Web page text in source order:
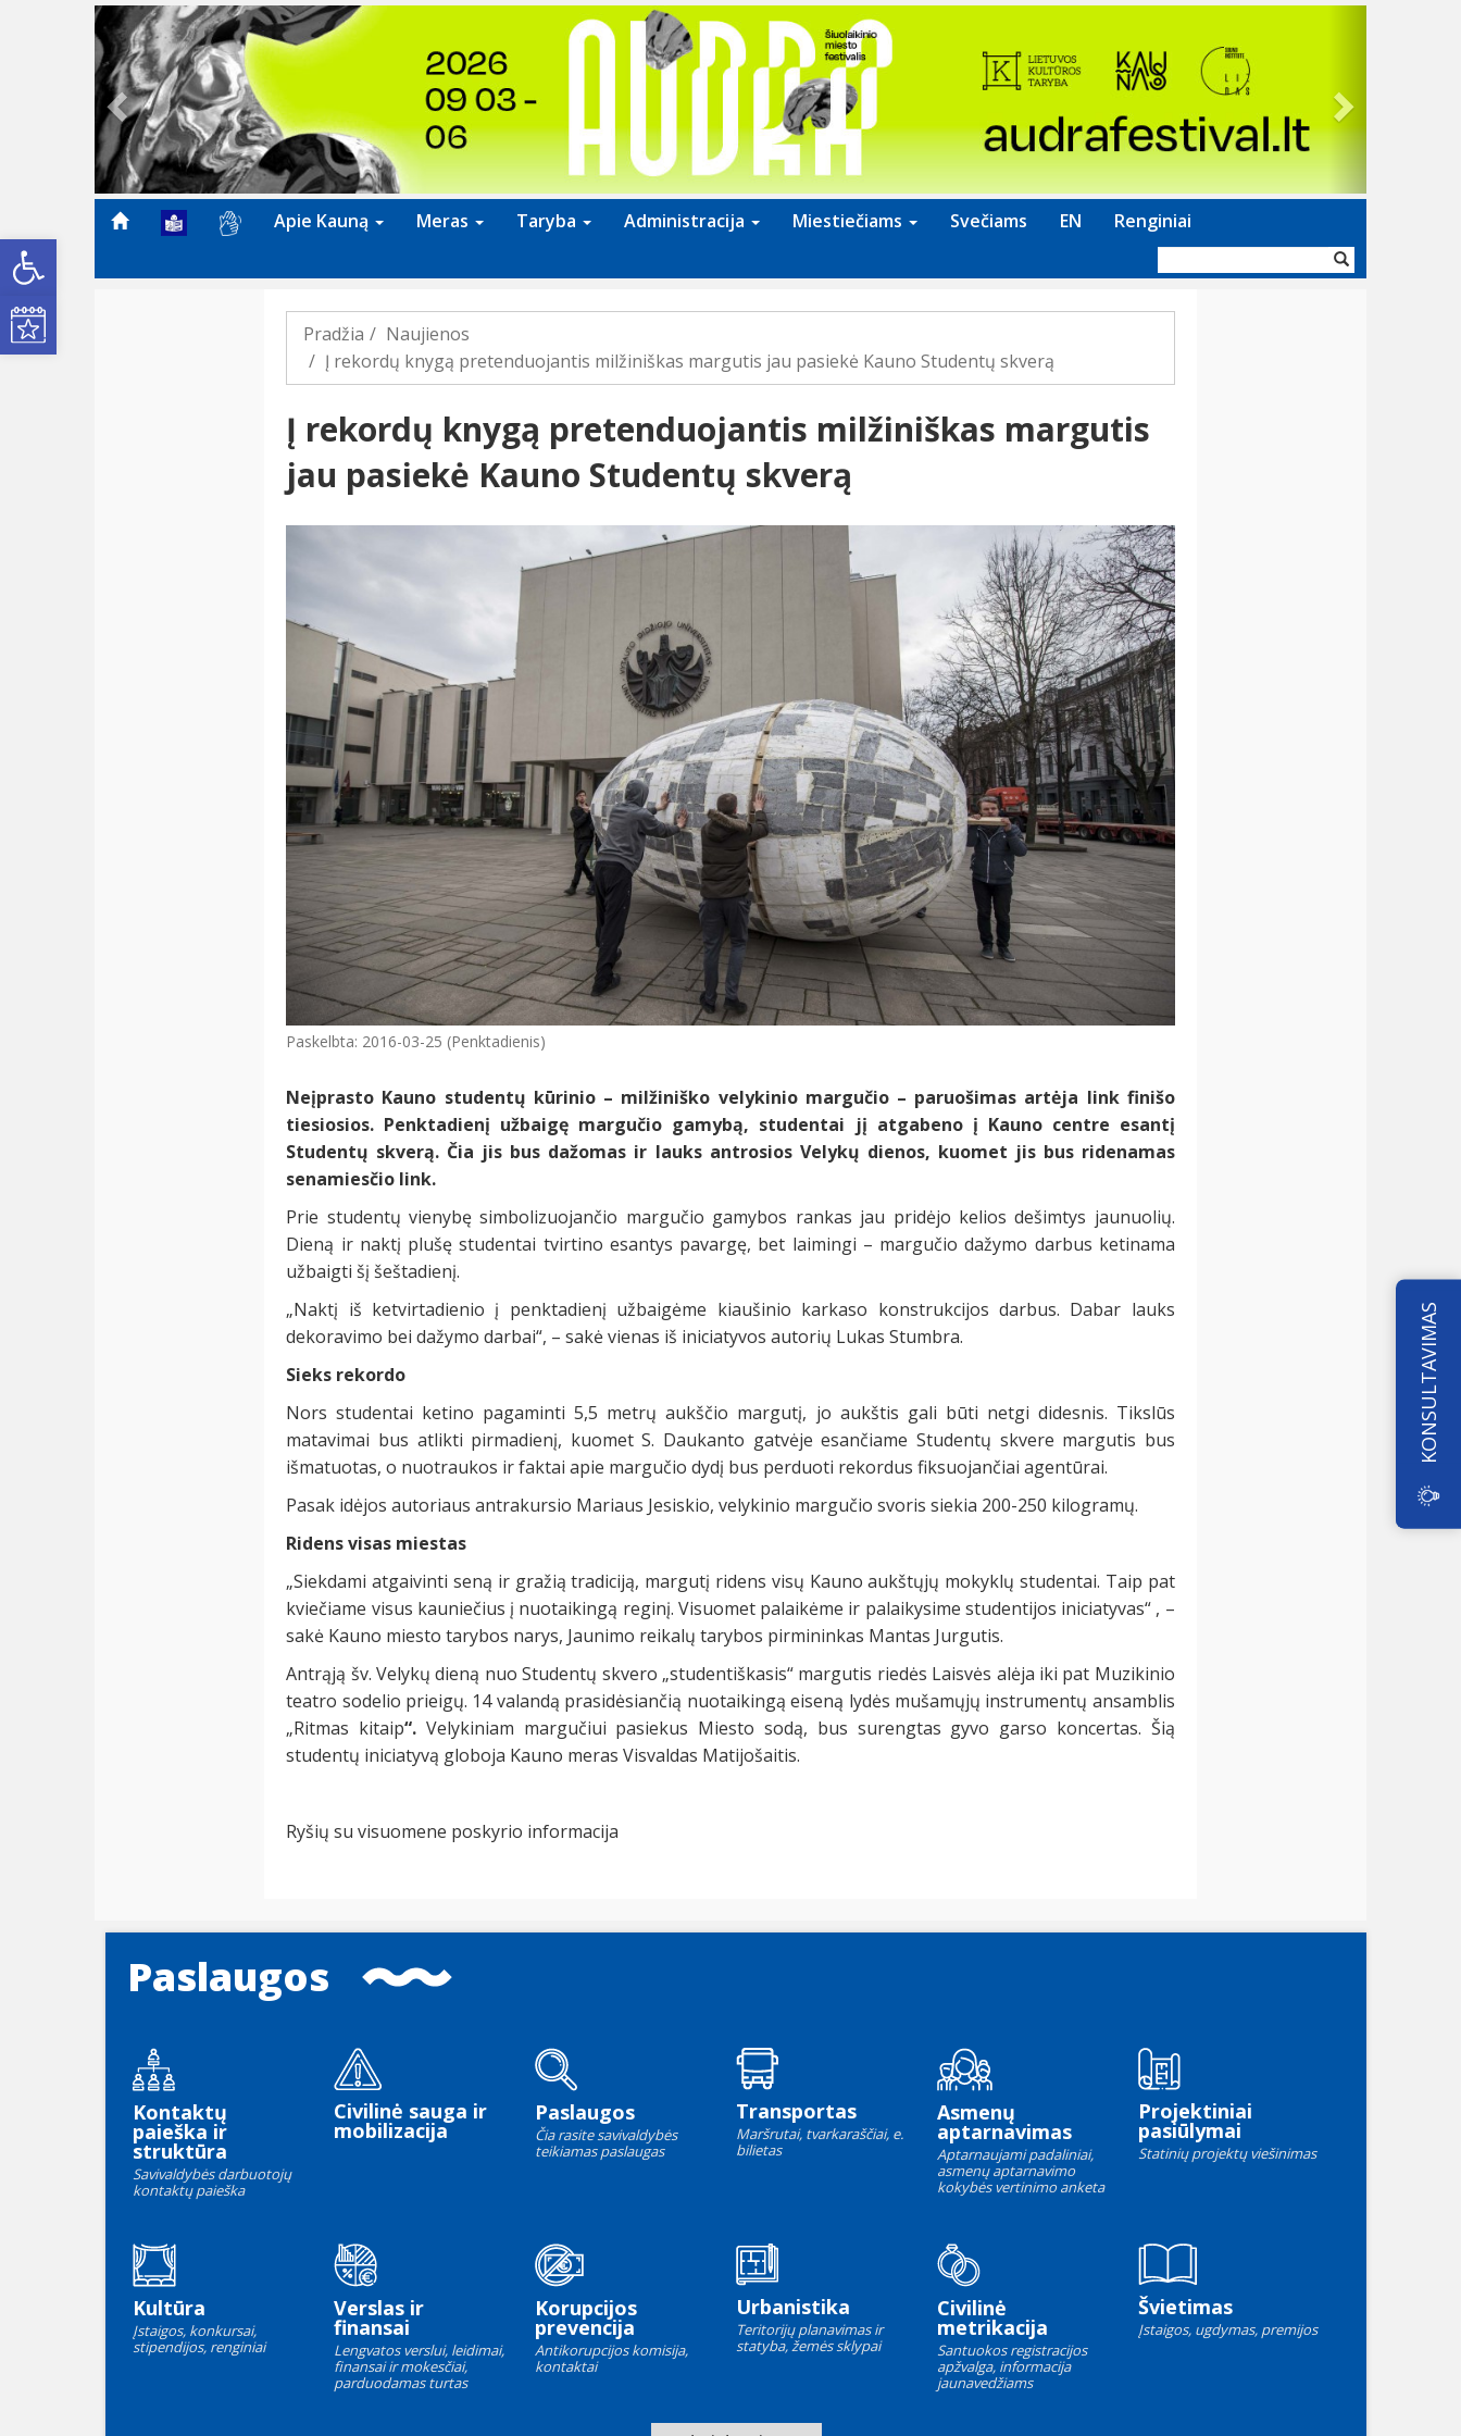
Open toolbar
Kultūros renginiai
Previous
Apie Kauną Meras Taryba Administracija Miestiečiams Svečiams EN Renginiai
forma
Pradžia
Naujienos
Į rekordų knygą pretenduojantis milžiniškas margutis jau pasiekė Kauno Studentų skverą
Į rekordų knygą pretenduojantis milžiniškas margutis
jau pasiekė Kauno Studentų skverą
Paskelbta: 2016-03-25 (Penktadienis)
Neįprasto Kauno studentų kūrinio – milžiniško velykinio margučio – paruošimas artėja link finišo
tiesiosios. Penktadienį užbaigę margučio gamybą, studentai jį atgabeno į Kauno centre esantį
Studentų skverą. Čia jis bus dažomas ir lauks antrosios Velykų dienos, kuomet jis bus ridenamas
senamiesčio link.
Prie studentų vienybę simbolizuojančio margučio gamybos rankas jau pridėjo kelios dešimtys jaunuolių.
Dieną ir naktį plušę studentai tvirtino esantys pavargę, bet laimingi – margučio dažymo darbus ketinama
užbaigti šį šeštadienį.
„Naktį iš ketvirtadienio į penktadienį užbaigėme kiaušinio karkaso konstrukcijos darbus. Dabar lauks
dekoravimo bei dažymo darbai“, – sakė vienas iš iniciatyvos autorių Lukas Stumbra.
Sieks rekordo
Nors studentai ketino pagaminti 5,5 metrų aukščio margutį, jo aukštis gali būti netgi didesnis. Tikslūs
matavimai bus atlikti pirmadienį, kuomet S. Daukanto gatvėje esančiame Studentų skvere margutis bus
išmatuotas, o nuotraukos ir faktai apie margučio dydį bus perduoti rekordus fiksuojančiai agentūrai.
Pasak idėjos autoriaus antrakursio Mariaus Jesiskio, velykinio margučio svoris siekia 200-250 kilogramų.
Ridens visas miestas
„Siekdami atgaivinti seną ir gražią tradiciją, margutį ridens visų Kauno aukštųjų mokyklų studentai. Taip pat
kviečiame visus kauniečius į nuotaikingą reginį. Visuomet palaikėme ir palaikysime studentijos iniciatyvas“ , –
sakė Kauno miesto tarybos narys, Jaunimo reikalų tarybos pirmininkas Mantas Jurgutis.
Antrąją šv. Velykų dieną nuo Studentų skvero „studentiškasis“ margutis riedės Laisvės alėja iki pat Muzikinio
teatro sodelio prieigų. 14 valandą prasidėsiančią nuotaikingą eiseną lydės mušamųjų instrumentų ansamblis
„Ritmas kitaip“. Velykiniam margučiui pasiekus Miesto sodą, bus surengtas gyvo garso koncertas. Šią
studentų iniciatyvą globoja Kauno meras Visvaldas Matijošaitis.
Ryšių su visuomene poskyrio informacija
Paslaugos
Kontaktų
paieška ir
struktūra
Savivaldybės darbuotojų
kontaktų paieška
Civilinė sauga ir
mobilizacija
Paslaugos
Čia rasite savivaldybės
teikiamas paslaugas
Transportas
Maršrutai, tvarkaraščiai, e.
bilietas
Asmenų
aptarnavimas
Aptarnaujami padaliniai,
asmenų aptarnavimo
kokybės vertinimo anketa
Projektiniai
pasiūlymai
Statinių projektų viešinimas
Kultūra
Įstaigos, konkursai,
stipendijos, renginiai
Verslas ir
finansai
Lengvatos verslui, leidimai,
finansai ir mokesčiai,
parduodamas turtas
Korupcijos
prevencija
Antikorupcijos komisija,
kontaktai
Urbanistika
Teritorijų planavimas ir
statyba, žemės sklypai
Civilinė
metrikacija
Santuokos registracijos
apžvalga, informacija
jaunavedžiams
Švietimas
Įstaigos, ugdymas, premijos
KONSULTAVIMAS